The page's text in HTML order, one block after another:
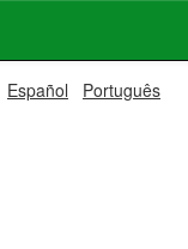
Español Português